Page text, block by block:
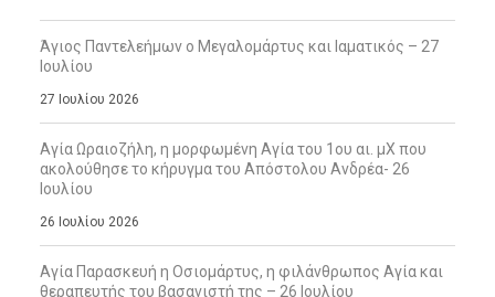
Άγιος Παντελεήμων ο Μεγαλομάρτυς και Ιαματικός – 27
Ιουλίου
27 Ιουλίου 2026
Αγία Ωραιοζήλη, η μορφωμένη Αγία του 1ου αι. μΧ που
ακολούθησε το κήρυγμα του Απόστολου Ανδρέα- 26
Ιουλίου
26 Ιουλίου 2026
Αγία Παρασκευή η Οσιομάρτυς, η φιλάνθρωπος Αγία και
θεραπευτής του βασανιστή της – 26 Ιουλίου